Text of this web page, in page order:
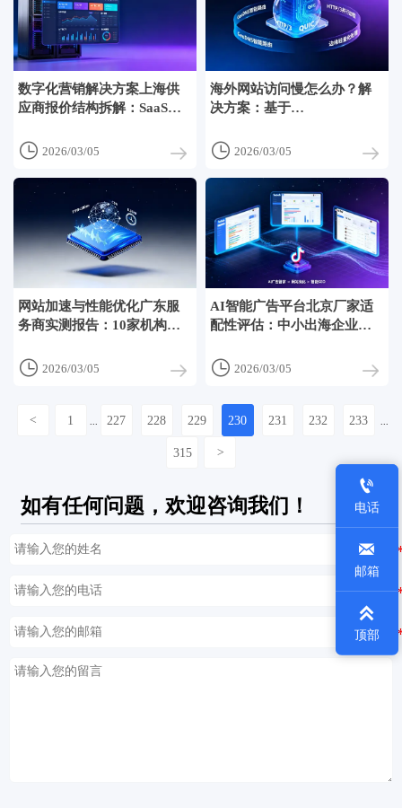
数字化营销解决方案上海供
应商报价结构拆解：SaaS订
费，哪种模式让制造业客户3
年TCO降低29%？
 2026/03/05
海外网站访问慢怎么办？解
决方案：基于
轻量级出海加速架构设计
 2026/03/05
网站加速与性能优化广东服
务商实测报告：10家机构在
节点覆盖与售后响应时效横
向评测
 2026/03/05
AI智能广告平台北京厂家适
配性评估：中小出海企业如
Facebook+Google+TikTok三
端智能出价联动
 2026/03/05
< 1 227 228 229 230 231 232 233
315 >
如有任何问题，欢迎咨询我们！

电话

邮箱

顶部